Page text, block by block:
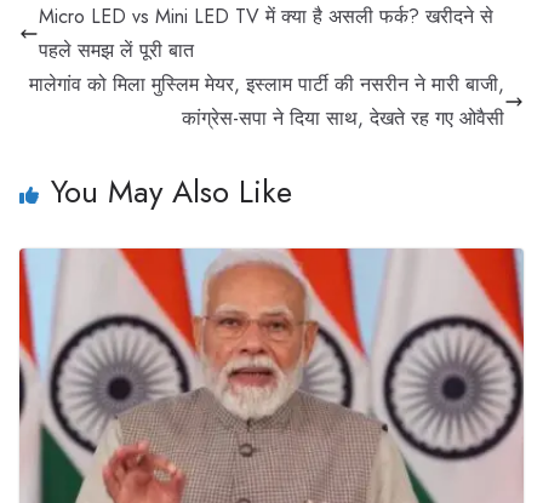
Micro LED vs Mini LED TV में क्या है असली फर्क? खरीदने से
पहले समझ लें पूरी बात
मालेगांव को मिला मुस्लिम मेयर, इस्लाम पार्टी की नसरीन ने मारी बाजी,
कांग्रेस-सपा ने दिया साथ, देखते रह गए ओवैसी
You May Also Like